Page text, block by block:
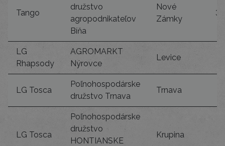
Tango
družstvo
agropodnikateľov
Bíňa
Nové
Zámky
LG
Rhapsody
AGROMARKT
Nýrovce
Levice
LG Tosca
Poľnohospodárske
družstvo Trnava
Trnava
LG Tosca
Poľnohospodárske
družstvo
HONTIANSKE
Krupina